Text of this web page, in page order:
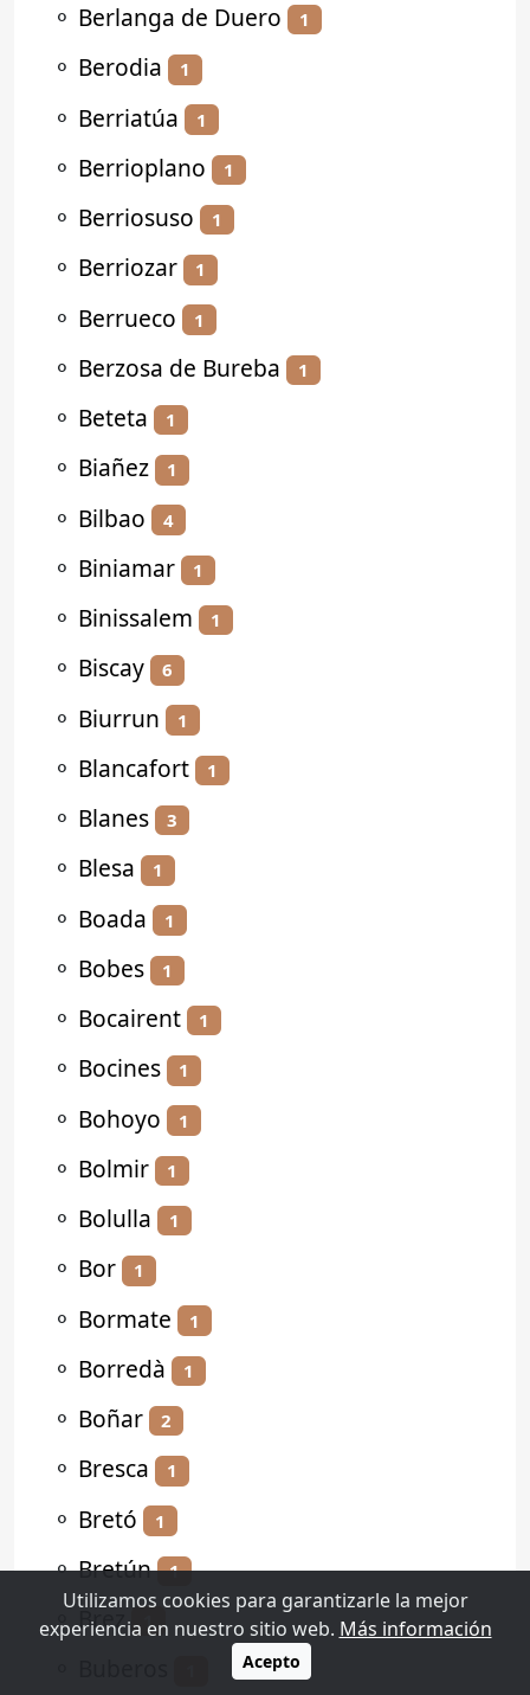
⚬ Berlanga de Duero 1
⚬ Berodia 1
⚬ Berriatúa 1
⚬ Berrioplano 1
⚬ Berriosuso 1
⚬ Berriozar 1
⚬ Berrueco 1
⚬ Berzosa de Bureba 1
⚬ Beteta 1
⚬ Biañez 1
⚬ Bilbao 4
⚬ Biniamar 1
⚬ Binissalem 1
⚬ Biscay 6
⚬ Biurrun 1
⚬ Blancafort 1
⚬ Blanes 3
⚬ Blesa 1
⚬ Boada 1
⚬ Bobes 1
⚬ Bocairent 1
⚬ Bocines 1
⚬ Bohoyo 1
⚬ Bolmir 1
⚬ Bolulla 1
⚬ Bor 1
⚬ Bormate 1
⚬ Borredà 1
⚬ Boñar 2
⚬ Bresca 1
⚬ Bretó 1
⚬Bretún 1
⚬Brez 1
Utilizamos cookies para garantizarle la mejor
experiencia en nuestro sitio web. Más información
Acepto